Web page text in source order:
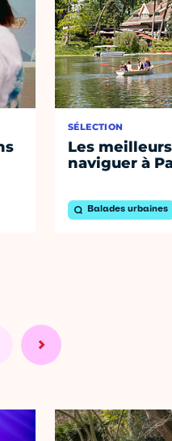
SÉLECTION
Les
naviguer à
Balades urbaines